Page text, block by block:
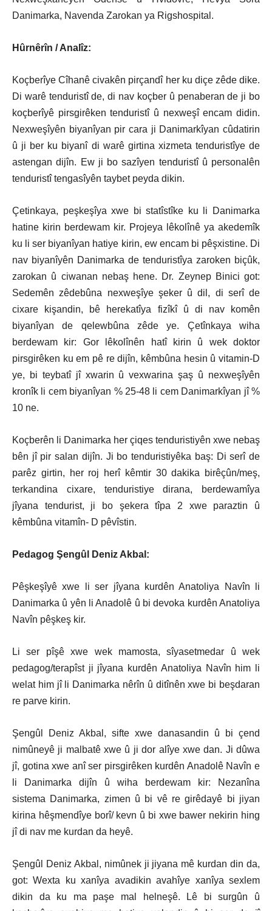
Danimarka, Navenda Zarokan ya Rigshospital.
Hûrnêrîn / Analîz:
Koçberîye Cîhanê civakên pirçandî her ku diçe zêde dike.
Di warê tenduristî de, di nav koçber û penaberan de ji bo
koçberîyê pirsgirêken tenduristî û nexweşî encam didin.
Nexweşîyên biyanîyan pir cara ji Danimarkîyan cûdatirin
û ji ber ku biyanî di warê girtina xizmeta tenduristîye de
astengan dijîn. Ew ji bo sazîyen tenduristî û personalên
tenduristî tengasîyên taybet peyda dikin.
Çetinkaya, peşkeşîya xwe bi statîstîke ku li Danimarka
hatine kirin berdewam kir. Projeya lêkolînê ya akedemîk
ku li ser biyanîyan hatiye kirin, ew encam bi pêşxistine. Di
nav biyanîyên Danimarka de tenduristîya zaroken biçûk,
zarokan û ciwanan nebaş hene. Dr. Zeynep Binici got:
Sedemên zêdebûna nexweşîye şeker û dil, di serî de
cixare kişandin, bê herekatîya fizîkî û di nav komên
biyanîyan de qelewbûna zêde ye. Çetînkaya wiha
berdewam kir: Gor lêkolînên hatî kirin û wek doktor
pirsgirêken ku em pê re dijîn, kêmbûna hesin û vitamin-D
ye, bi teybatî jî xwarin û vexwarina şaş û nexweşîyên
kronîk li cem biyanîyan % 25-48 li cem Danimarkîyan jî %
10 ne.
Koçberên li Danimarka her çiqes tenduristiyên xwe nebaş
bên jî pir salan dijîn. Ji bo tenduristiyêka baş: Di serî de
parêz girtin, her roj herî kêmtir 30 dakika birêçûn/meş,
terkandina cixare, tenduristiye dirana, berdewamîya
jîyana tendurist, ji bo şekera tîpa 2 xwe paraztin û
kêmbûna vitamîn- D pêvîstin.
Pedagog Şengûl Deniz Akbal:
Pêşkeşîyê xwe li ser jîyana kurdên Anatoliya Navîn li
Danimarka û yên li Anadolê û bi devoka kurdên Anatoliya
Navîn pêşkeş kir.
Li ser pîşê xwe wek mamosta, sîyasetmedar û wek
pedagog/terapîst ji jîyana kurdên Anatoliya Navîn him li
welat him jî li Danimarka nêrîn û ditînên xwe bi beşdaran
re parve kirin.
Şengûl Deniz Akbal, sifte xwe danasandin û bi çend
nimûneyê ji malbatê xwe û ji dor alîye xwe dan. Ji dûwa
jî, gotina xwe anî ser pirsgirêken kurdên Anadolê Navîn e
li Danimarka dijîn û wiha berdewam kir: Nezanîna
sistema Danimarka, zimen û bi vê re girêdayê bi jiyan
kirina hêşmendîye borî/ kevn û bi xwe bawer nekirin hing
jî di nav me kurdan da heyê.
Şengûl Deniz Akbal, nimûnek ji jiyana mê kurdan din da,
got: Wexta ku xanîya avadikin avahîye xanîya sexlem
dikin da ku ma paşe mal helneşê. Lê bi surgûn û